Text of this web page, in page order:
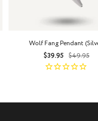
Wolf Fang Pendant
Precio
de
$39.95
Precio
$49.95